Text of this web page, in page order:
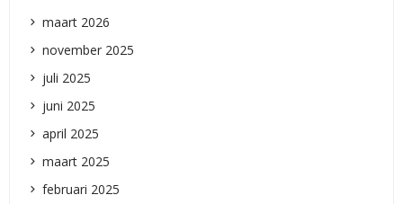
maart 2026
november 2025
juli 2025
juni 2025
april 2025
maart 2025
februari 2025